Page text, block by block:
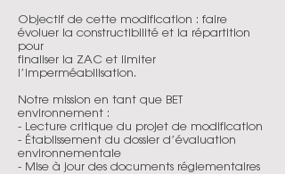
Objectif de cette modification : faire
évoluer la constructibilité et la répartition
pour
finaliser la ZAC et limiter
l’imperméabilisation.
Notre mission en tant que BET
environnement :
- Lecture critique du projet de modification
- Établissement du dossier d’évaluation
environnementale
- Mise à jour des documents réglementaires